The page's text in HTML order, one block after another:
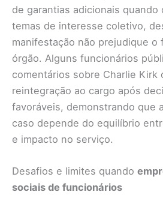
de garantias adicionais
temas de interesse coletivo,
manifestação não prejudique o
órgão. Alguns funcionários
comentários sobre Charlie Kirk
reintegração ao cargo após
favoráveis, demonstrando que
caso depende do equilíbrio
e impacto no serviço.
Desafios e limites quando
sociais de funcionários